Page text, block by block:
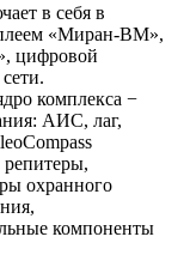
в себя в
«Миран-ВМ»,
цифровой
комплекса −
АИС, лаг,
охранного
компоненты